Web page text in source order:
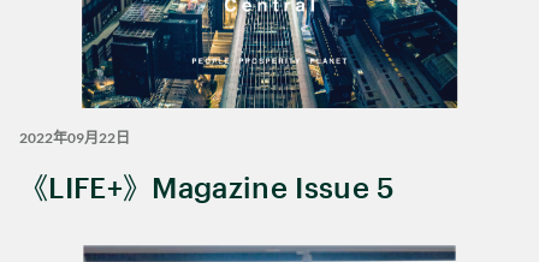
2022年09月22日
《LIFE+》Magazine Issue 5